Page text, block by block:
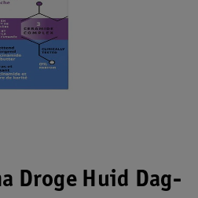
Droge Huid Dag-